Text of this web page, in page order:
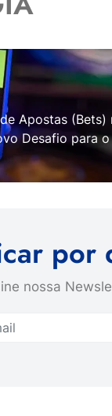
Apostas (Bets)
Desafio para o
por
nossa